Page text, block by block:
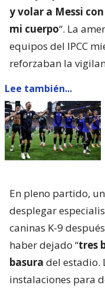
y volar a Messi
mi cuerpo“. La
equipos del IPCC
reforzaban la
Lee también...
En pleno partido,
desplegar
caninas K-9
haber dejado “tres
basura del estadio.
instalaciones para